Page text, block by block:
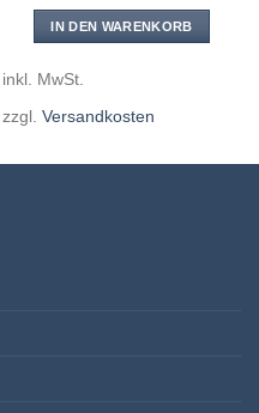
IN DEN WARENKORB
inkl. MwSt.
zzgl. Versandkosten